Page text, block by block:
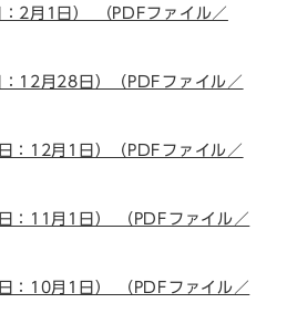
2月1日） （PDFファイル／
12月28日）（PDFファイル／
：12月1日）（PDFファイル／
：11月1日） （PDFファイル／
：10月1日） （PDFファイル／